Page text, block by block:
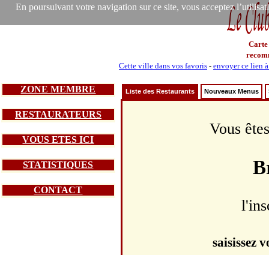
En poursuivant votre navigation sur ce site, vous acceptez
Carte
Cette ville dans vos favoris - envoyer ce lien
ZONE MEMBRE
RESTAURATEURS
VOUS ETES ICI
STATISTIQUES
CONTACT
Liste des Restaurants Nouveaux Menus
Vous
saisissez